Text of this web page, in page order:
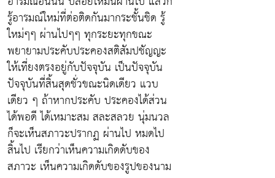
รู้อารมณ์ใหม่ที่ต่อติดกันมากระชั้นชิด รู้
ใหม่ๆๆ ผ่านไปๆๆ ทุกระยะทุกขณะ
พยายามประคับประคองสติสัมปชัญญะ
ให้เที่ยงตรงอยู่กับปัจจุบัน เป็นปัจจุบัน
ปัจจุบันที่สิ้นสุดชั่วขณะนิดเดียว แวบ
เดียว ๆ ถ้าหากประคับ ประคองได้ส่วน
ได้พอดี ได้เหมาะสม สละสลวย นุ่มนวล
ก็จะเห็นสภาวะปรากฏ ผ่านไป หมดไป
สิ้นไป เรียกว่าเห็นความเกิดดับของ
สภาวะ เห็นความเกิดดับของรูปของนาม